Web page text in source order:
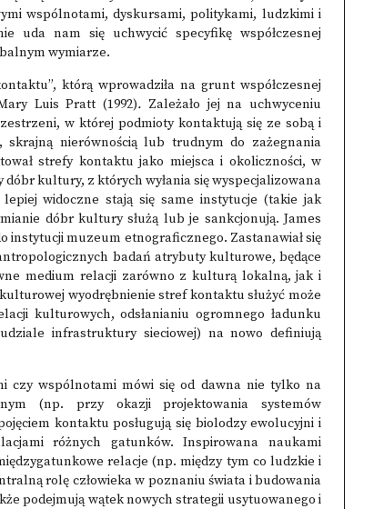
wspólnotami, dyskursami, politykami, ludzkimi i
uda nam się uchwycić specyfikę współczesnej
wymiarze.
którą wprowadziła na grunt współczesnej
Luis Pratt (1992). Zależało jej na uchwyceniu
w której podmioty kontaktują się ze sobą i
nierównością lub trudnym do zażegnania
strefy kontaktu jako miejsca i okoliczności, w
kultury, z których wyłania się wyspecjalizowana
widoczne stają się same instytucje (takie jak
dóbr kultury służą lub je sankcjonują. James
instytucji muzeum etnograficznego. Zastanawiał się
badań atrybuty kulturowe, będące
medium relacji zarówno z kulturą lokalną, jak i
wyodrębnienie stref kontaktu służyć może
kulturowych, odsłanianiu ogromnego ładunku
infrastruktury sieciowej) na nowo definiują
czy wspólnotami mówi się od dawna nie tylko na
(np. przy okazji projektowania systemów
kontaktu posługują się biolodzy ewolucyjni i
różnych gatunków. Inspirowana naukami
relacje (np. między tym co ludzkie i
rolę człowieka w poznaniu świata i budowania
podejmują wątek nowych strategii usytuowanego i